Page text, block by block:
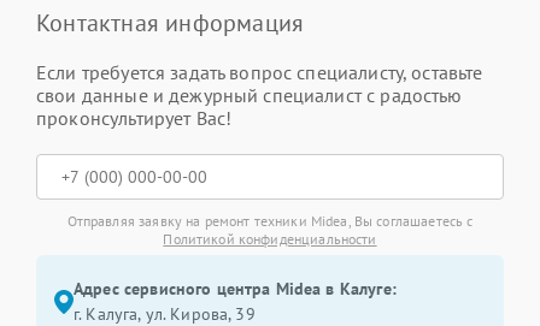
Контактная информация
Если требуется задать вопрос специалисту, оставьте
свои данные и дежурный специалист с радостью
проконсультирует Вас!
Отправляя заявку на ремонт техники Midea, Вы соглашаетесь с
Политикой конфиденциальности
Адрес сервисного центра Midea в Калуге:
г. Калуга, ул. Кирова, 39